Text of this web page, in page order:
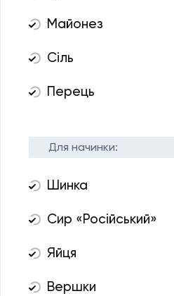
Майонез
Сіль
Перець
Для начинки:
Шинка
Сир «Російський»
Яйця
Вершки